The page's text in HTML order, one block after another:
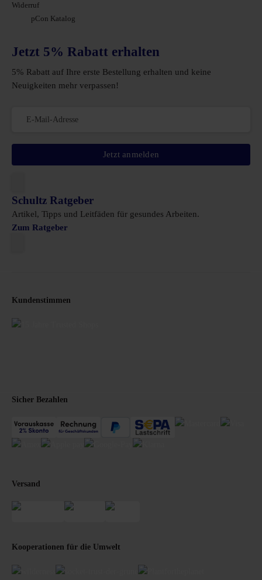
Widerruf
pCon Katalog
Jetzt 5% Rabatt erhalten
5% Rabatt auf Ihre erste Bestellung erhalten und keine
Neuigkeiten mehr verpassen!
Jetzt anmelden
Schultz Ratgeber
Artikel, Tipps und Leitfäden für gesundes Arbeiten.
Zum Ratgeber
Kundenstimmen
Sicher Bezahlen
Versand
Kooperationen für die Umwelt